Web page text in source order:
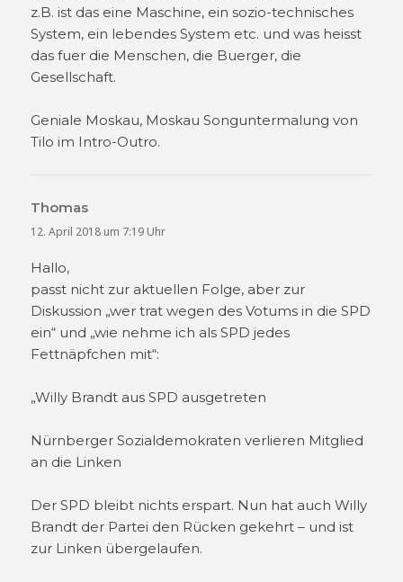
z.B. ist das eine Maschine, ein sozio-technisches
System, ein lebendes System etc. und was heisst
das fuer die Menschen, die Buerger, die
Gesellschaft.
Geniale Moskau, Moskau Songuntermalung von
Tilo im Intro-Outro.
Thomas
12. April 2018 um 7:19 Uhr
Hallo,
passt nicht zur aktuellen Folge, aber zur
Diskussion „wer trat wegen des Votums in die SPD
ein“ und „wie nehme ich als SPD jedes
Fettnäpfchen mit“:
„Willy Brandt aus SPD ausgetreten
Nürnberger Sozialdemokraten verlieren Mitglied
an die Linken
Der SPD bleibt nichts erspart. Nun hat auch Willy
Brandt der Partei den Rücken gekehrt – und ist
zur Linken übergelaufen.